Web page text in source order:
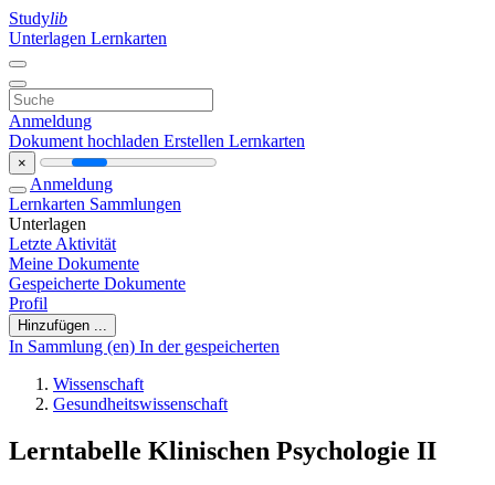
Studylib
Unterlagen Lernkarten
Anmeldung
Dokument hochladen Erstellen Lernkarten
×
Anmeldung
Lernkarten Sammlungen
Unterlagen
Letzte Aktivität
Meine Dokumente
Gespeicherte Dokumente
Profil
Hinzufügen ...
In Sammlung (en) In der gespeicherten
Wissenschaft
Gesundheitswissenschaft
Lerntabelle Klinischen Psychologie II